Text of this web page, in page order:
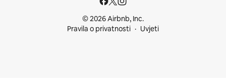
© 2026 Airbnb, Inc.
Pravila o privatnosti
Uvjeti